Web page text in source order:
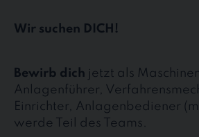
Wir suchen DICH!
Bewirb dich jetzt als
Anlagenführer,
Einrichter, Anlagenbediener
werde Teil des Teams.